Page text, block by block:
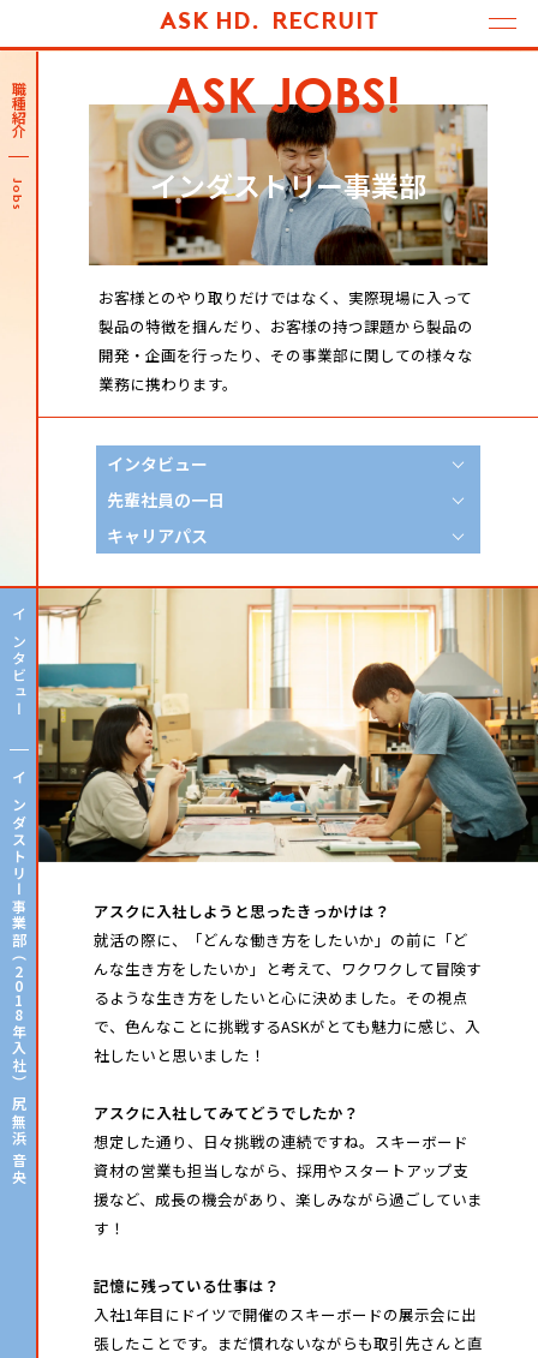
ASK HD. RECRUIT
職種紹介
Jobs インダストリー事業部
ASK JOBS!
お客様とのやり取りだけではなく、実際現場に入って
製品の特徴を掴んだり、お客様の持つ課題から製品の
開発・企画を行ったり、その事業部に関しての様々な
業務に携わります。
インタビュー
先輩社員の一日
キャリアパス
インタビュー
インダストリー事業部（
2
0
1
8
年入社）
尻無浜 音央
アスクに入社しようと思ったきっかけは？
就活の際に、「どんな働き方をしたいか」の前に「ど
んな生き方をしたいか」と考えて、ワクワクして冒険す
るような生き方をしたいと心に決めました。その視点
で、色んなことに挑戦するASKがとても魅力に感じ、入
社したいと思いました！
アスクに入社してみてどうでしたか？
想定した通り、日々挑戦の連続ですね。スキーボード
資材の営業も担当しながら、採用やスタートアップ支
援など、成長の機会があり、楽しみながら過ごしていま
す！
記憶に残っている仕事は？
入社1年目にドイツで開催のスキーボードの展示会に出
張したことです。まだ慣れないながらも取引先さんと直